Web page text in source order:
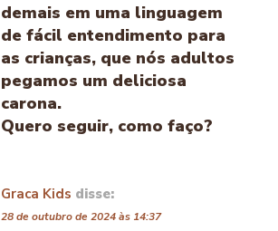
demais em uma linguagem
de fácil entendimento para
as crianças, que nós adultos
pegamos um deliciosa
carona.
Quero seguir, como faço?
Graca Kids disse:
28 de outubro de 2024 às 14:37